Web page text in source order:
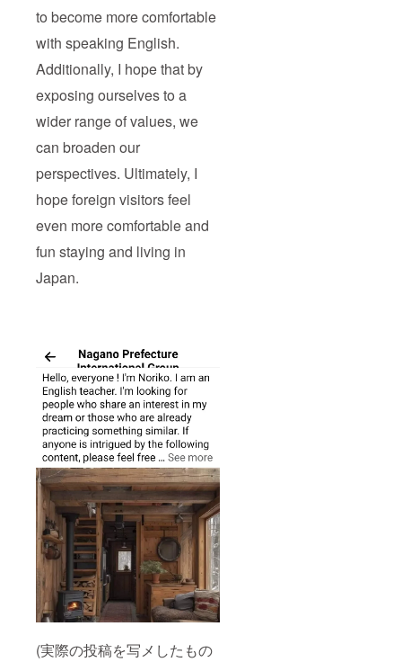
to become more comfortable
with speaking English.
Additionally, I hope that by
exposing ourselves to a
wider range of values, we
can broaden our
perspectives. Ultimately, I
hope foreign visitors feel
even more comfortable and
fun staying and living in
Japan.
(実際の投稿を写メしたもの